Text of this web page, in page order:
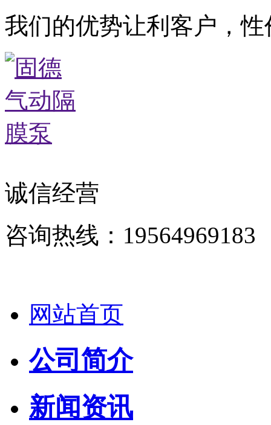
我们的优势让利客户，
诚信经营
咨询热线：19564969183
网站首页
公司简介
新闻资讯